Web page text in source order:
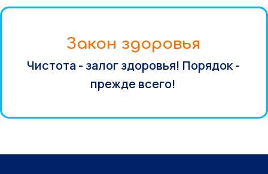
Закон здоровья
Чистота - залог здоровья! Порядок -
прежде всего!